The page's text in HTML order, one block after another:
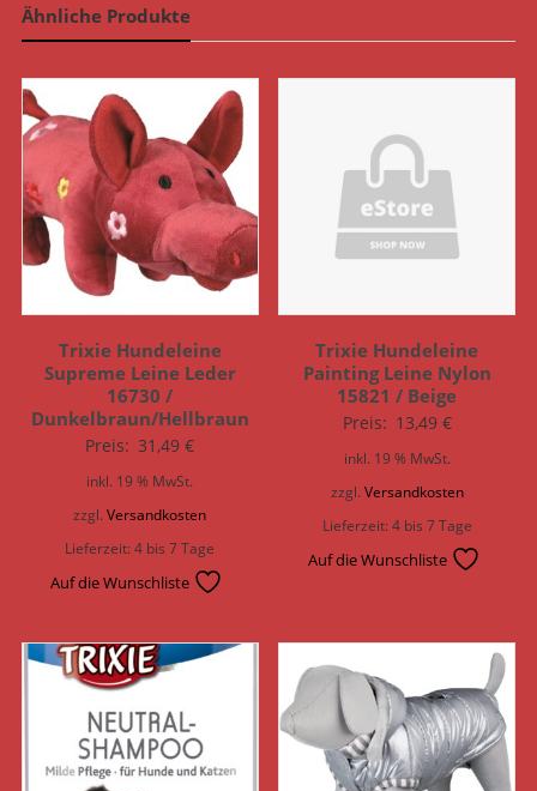
Ähnliche Produkte
Trixie Hundeleine
Supreme Leine Leder
16730 /
Dunkelbraun/Hellbraun
Preis: 31,49€
inkl. 19 % MwSt.
zzgl.Versandkosten
Lieferzeit:4 bis 7 Tage
Auf die Wunschliste
Trixie Hundeleine
Painting Leine Nylon
15821 / Beige
Preis: 13,49 €
inkl. 19 % MwSt.
zzgl. Versandkosten
Lieferzeit:4 bis 7 Tage
Auf die Wunschliste